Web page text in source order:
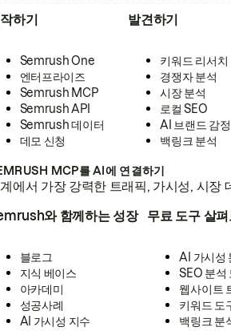
하기
Semrush One
엔터프라이즈
Semrush MCP
Semrush API
Semrush 데이터
데모 신청
발견하기
키워드 리서치
경쟁자 분석
시장 분석
로컬 SEO
AI 브랜드 감정
백링크 분석
MCP를 AI에 연결하기
에서 가장 강력한 트래픽, 가시성, 시장
와 함께하는 성장
블로그
지식 베이스
아카데미
성공사례
AI 가시성 지수
무료 도구 살펴
AI 가시성
SEO 분석
웹사이트
키워드 도
백링크 분